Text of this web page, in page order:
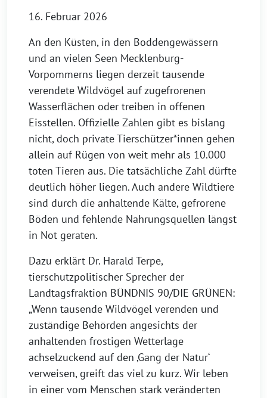
16. Februar 2026
An den Küsten, in den Boddengewässern
und an vielen Seen Mecklenburg-
Vorpommerns liegen derzeit tausende
verendete Wildvögel auf zugefrorenen
Wasserflächen oder treiben in offenen
Eisstellen. Offizielle Zahlen gibt es bislang
nicht, doch private Tierschützer*innen gehen
allein auf Rügen von weit mehr als 10.000
toten Tieren aus. Die tatsächliche Zahl dürfte
deutlich höher liegen. Auch andere Wildtiere
sind durch die anhaltende Kälte, gefrorene
Böden und fehlende Nahrungsquellen längst
in Not geraten.
Dazu erklärt Dr. Harald Terpe,
tierschutzpolitischer Sprecher der
Landtagsfraktion BÜNDNIS 90/DIE GRÜNEN:
„Wenn tausende Wildvögel verenden und
zuständige Behörden angesichts der
anhaltenden frostigen Wetterlage
achselzuckend auf den ‚Gang der Natur‘
verweisen, greift das viel zu kurz. Wir leben
in einer vom Menschen stark veränderten